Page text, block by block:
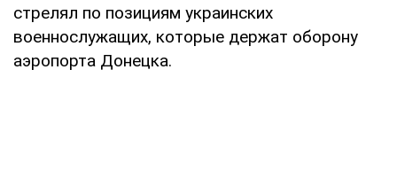
стрелял по позициям украинских
военнослужащих, которые держат оборону
аэропорта Донецка.